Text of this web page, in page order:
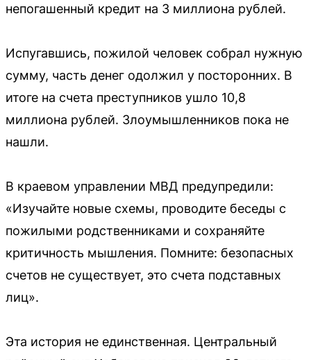
непогашенный кредит на 3 миллиона рублей.
Испугавшись, пожилой человек собрал нужную
сумму, часть денег одолжил у посторонних. В
итоге на счета преступников ушло 10,8
миллиона рублей. Злоумышленников пока не
нашли.
В краевом управлении МВД предупредили:
«Изучайте новые схемы, проводите беседы с
пожилыми родственниками и сохраняйте
критичность мышления. Помните: безопасных
счетов не существует, это счета подставных
лиц».
Эта история не единственная. Центральный